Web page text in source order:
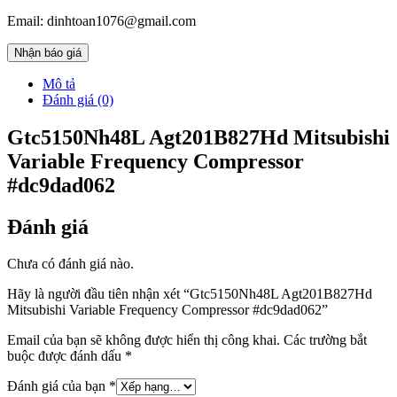
Email: dinhtoan1076@gmail.com
Nhận báo giá
Mô tả
Đánh giá (0)
Gtc5150Nh48L Agt201B827Hd Mitsubishi
Variable Frequency Compressor
#dc9dad062
Đánh giá
Chưa có đánh giá nào.
Hãy là người đầu tiên nhận xét “Gtc5150Nh48L Agt201B827Hd
Mitsubishi Variable Frequency Compressor #dc9dad062”
Email của bạn sẽ không được hiển thị công khai. Các trường bắt
buộc được đánh dấu *
Đánh giá của bạn *